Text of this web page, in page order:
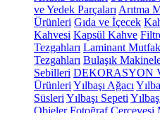
ve Yedek Parçaları Arıtma
Ürünleri Gıda ve İçecek
Kahvesi Kapsül Kahve
Tezgahları Laminant Mutfak
Tezgahları Bulaşık
Sebilleri DEKORASYON
Ürünleri Yılbaşı Ağacı
Süsleri Yılbaşı Sepeti
Objeler Fotoğraf Çerçevesi